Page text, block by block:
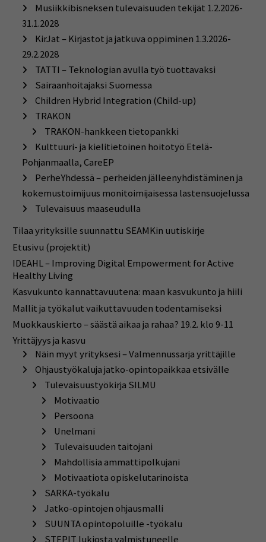
Musiikkibisneksen tulevaisuuden tekijät 1.2.2026-
31.1.2028
KirJat – Kirjastot ja jatkuva oppiminen 1.3.2026-
29.2.2028
TATTI – Teknologian avulla työ tuottavaksi
Sairaanhoitajaksi Suomessa
Children Hybrid Integration (Child-up)
TRAKON
TRAKON-hankkeen tietopankki
Kulttuuri- ja kielitietoinen hoitotyö Etelä-
Pohjanmaalla, CareEP
PerheYhdessä – perheiden jälleenyhdistäminen ja
kokemustoimijuus monitoimijaisessa lastensuojelussa
Tulevaisuus maaseudulla
Tilaa yrityksille suunnattu SEAMKin uutiskirje
Etusivu (projektit)
IDEAHL – Improving Digital Empowerment for Active
Healthy Living
Kasvukunto kannattavuutena: maan kasvukunto ja hiili
Mallit ja työkalut vaikuttavuuden todentamiseksi
Muokkauskierto – säästä aikaa ja rahaa? 19.2. klo 9-11
Yrittäjyys ja kasvu
Näin myyt yrityksesi – Valmennussarja yrittäjille
Ohjaustyökaluja jatko-opintopaikkaa etsivälle
Tulevaisuustyökirja SILMU
Motivaatio
Persoona
Unelmani
Tulevaisuuden taitojani
Mahdollisia ammattipolkujani
Motivaatiota opiskelutarinoista
SARKA-työkalu
Jatko-opintojen ohjausmalli
SUUNTA opintopoluille -työkalu